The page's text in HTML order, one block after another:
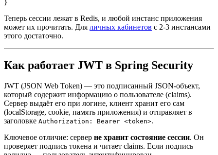
Теперь сессии лежат в Redis, и любой инстанс приложения
может их прочитать. Для личных кабинетов с 2-3 инстансами
этого достаточно.
Как работает JWT в Spring Security
JWT (JSON Web Token) — это подписанный JSON-объект,
который содержит информацию о пользователе (claims).
Сервер выдаёт его при логине, клиент хранит его сам
(localStorage, cookie, память приложения) и отправляет в
заголовке Authorization: Bearer <token>.
Ключевое отличие: сервер не хранит состояние сессии. Он
проверяет подпись токена и читает claims. Если подпись